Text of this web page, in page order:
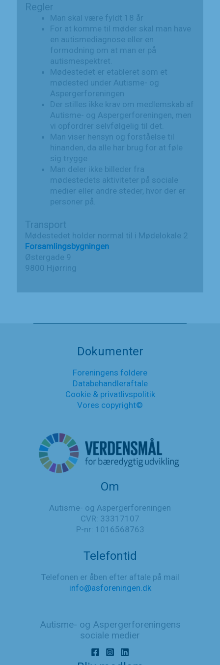
Regler
Man skal være fyldt 18 år
For at komme til møder skal man have
en autismediagnose eller en
formodning om at man er på
autismespektret.
Mødestedet er etableret som et
mødested under Autisme- og
Aspergerforeningen
Der stilles ikke krav om medlemskab af
Autisme- og Aspergerforeningen, men
vi opfordrer selvfølgelig til det.
Man viser hensyn og forståelse til
hinanden, da alle har brug for at føle
sig trygge
Man deler ikke billeder fra
mødestedets aktiviteter på sociale
medier eller andre steder, hvor der er
personer på.
Transport
Mødestedet holder normal til i Mødelokale 2
Forsamlingsbygningen
Østergade 9
9800 Hjørring
Dokumenter
Foreningens foldere
Databehandleraftale
Cookie & privatlivspolitik
Vores copyright©
Om
Autisme- og Aspergerforeningen
CVR: 33317107
P-nr: 1016568763
Telefontid
Telefonen er åben efter aftale på mail
info@asforeningen.dk
Autisme- og Aspergerforeningens
sociale medier